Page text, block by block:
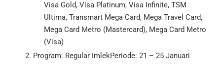
Visa Gold, Visa Platinum, Visa Infinite, TSM
Ultima, Transmart Mega Card, Mega Travel Card,
Mega Card Metro (Mastercard), Mega Card Metro
(Visa)
Program: Regular ImlekPeriode: 21 – 25 Januari